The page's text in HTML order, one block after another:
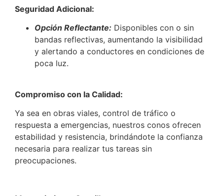
Seguridad Adicional:
Opción Reflectante: Disponibles con o sin
bandas reflectivas, aumentando la visibilidad
y alertando a conductores en condiciones de
poca luz.
Compromiso con la Calidad:
Ya sea en obras viales, control de tráfico o
respuesta a emergencias, nuestros conos ofrecen
estabilidad y resistencia, brindándote la confianza
necesaria para realizar tus tareas sin
preocupaciones.